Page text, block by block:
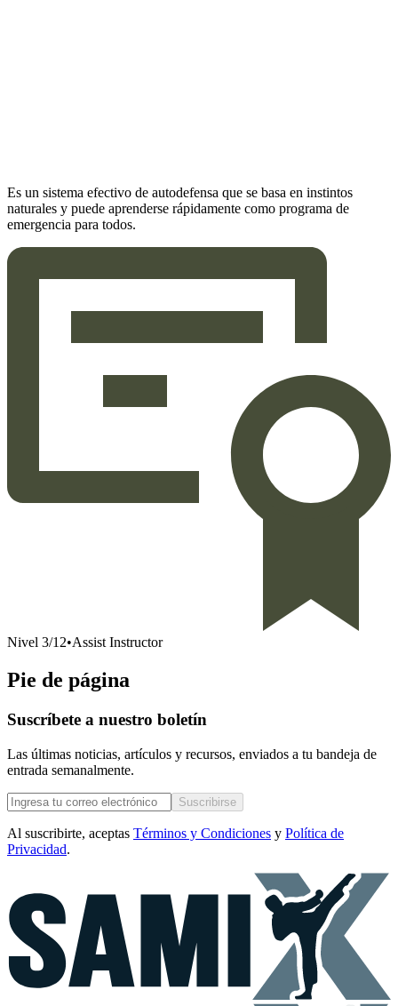
Es un sistema efectivo de autodefensa que se basa en instintos
naturales y puede aprenderse rápidamente como programa de
emergencia para todos.
Nivel 3/12•Assist Instructor
Pie de página
Suscríbete a nuestro boletín
Las últimas noticias, artículos y recursos, enviados a tu bandeja de
entrada semanalmente.
Suscribirse
Al suscribirte, aceptas Términos y Condiciones y Política de
Privacidad.